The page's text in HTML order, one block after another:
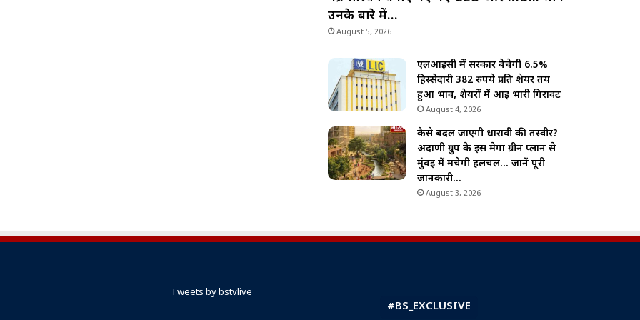
उनके बारे में…
August 5, 2026
एलआईसी में सरकार बेचेगी 6.5%
हिस्सेदारी 382 रुपये प्रति शेयर तय
हुआ भाव, शेयरों में आई भारी गिरावट
August 4, 2026
कैसे बदल जाएगी धारावी की तस्वीर?
अदाणी ग्रुप के इस मेगा ग्रीन प्लान से
मुंबई में मचेगी हलचल… जानें पूरी
जानकारी…
August 3, 2026
Tweets by bstvlive
#BS_EXCLUSIVE